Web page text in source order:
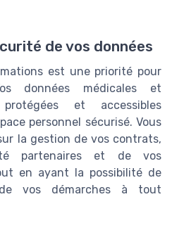
de vos données
est une priorité pour
données médicales et
et accessibles
personnel sécurisé. Vous
la gestion de vos contrats,
partenaires et de vos
en ayant la possibilité de
vos démarches à tout